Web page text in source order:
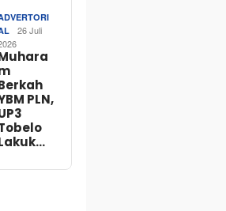
26 Juli
PLN,